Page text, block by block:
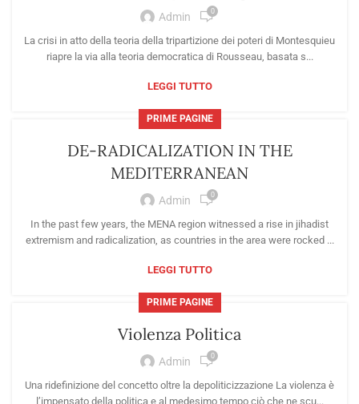
Admin 0
La crisi in atto della teoria della tripartizione dei poteri di Montesquieu
riapre la via alla teoria democratica di Rousseau, basata s...
LEGGI TUTTO
PRIME PAGINE
DE-RADICALIZATION IN THE
MEDITERRANEAN
Admin 0
In the past few years, the MENA region witnessed a rise in jihadist
extremism and radicalization, as countries in the area were rocked ...
LEGGI TUTTO
PRIME PAGINE
Violenza Politica
Admin 0
Una ridefinizione del concetto oltre la depoliticizzazione La violenza è
l’impensato della politica e al medesimo tempo ciò che ne scu...